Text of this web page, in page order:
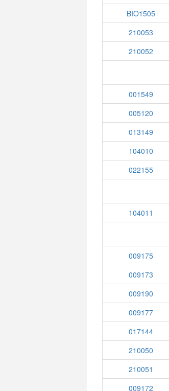
BIO1505
210053
210052
001549
005120
013149
104010
022155
104011
009175
009173
009190
009177
017144
210050
210051
009172